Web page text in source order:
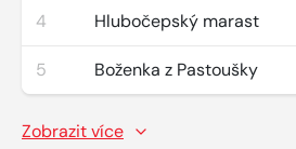
4 Hlubočepský marast
5 Boženka z Pastoušky
Zobrazit více